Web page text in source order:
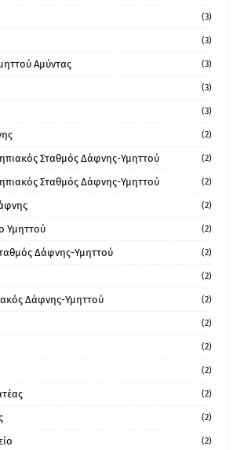
(3)
(3)
Αμύντας (3)
(3)
(3)
(2)
Σταθμός Δάφνης-Υμηττού (2)
Σταθμός Δάφνης-Υμηττού (2)
(2)
Υμηττού (2)
Δάφνης-Υμηττού (2)
(2)
Δάφνης-Υμηττού (2)
(2)
(2)
(2)
(2)
(2)
(2)